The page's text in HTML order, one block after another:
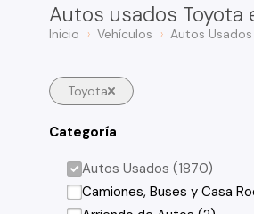
Autos usados Toyota
Inicio Vehículos Autos Usados
Toyota
Categoría
Autos Usados (1870)
Camiones, Buses y Casa